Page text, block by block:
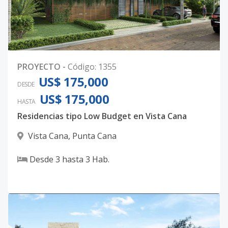
PROYECTO - Código: 1355
DESDE US$ 175,000
HASTA US$ 175,000
Residencias tipo Low Budget en Vista Cana
Vista Cana, Punta Cana
Desde 3 hasta 3 Hab.